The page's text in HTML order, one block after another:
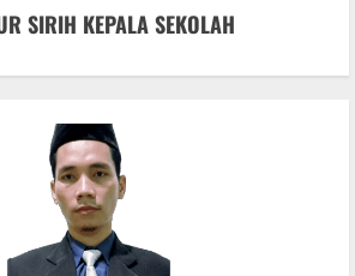
SIRIH KEPALA SEKOLAH